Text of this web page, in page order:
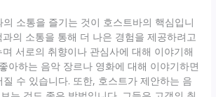
소통을 즐기는 것이 호스트바의 핵심입니
의 소통을 통해 더 나은 경험을 제공하려고
서로의 취향이나 관심사에 대해 이야기해
아하는 음악 장르나 영화에 대해 이야기하면
수 있습니다. 또한, 호스트가 제안하는 음